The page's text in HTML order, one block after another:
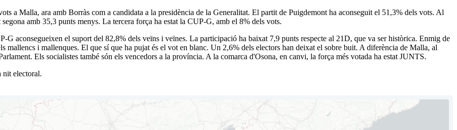
a Malla, ara amb Borràs com a candidata a la presidència de la Generalitat. El partit de Puigdemont ha aconseguit el 51,3% dels vots. Al
amb 35,3 punts menys. La tercera força ha estat la CUP-G, amb el 8% dels vots.
aconsegueixen el suport del 82,8% dels veïns i veïnes. La participació ha baixat 7,9 punts respecte al 21D, que va ser històrica. Enmig de
mallencs i mallenques. El que sí que ha pujat és el vot en blanc. Un 2,6% dels electors han deixat el sobre buit. A diferència de Malla, al
Els socialistes també són els vencedors a la província. A la comarca d'Osona, en canvi, la força més votada ha estat JUNTS.
nit electoral.